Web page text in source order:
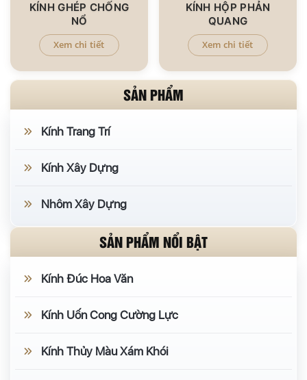
KÍNH GHÉP CHỐNG
NỔ
Xem chi tiết
KÍNH HỘP PHẢN
QUANG
Xem chi tiết
SẢN PHẨM
Kính Trang Trí
Kính Xây Dựng
Nhôm Xây Dựng
SẢN PHẨM NỔI BẬT
Kính Đúc Hoa Văn
Kính Uốn Cong Cường Lực
Kính Thủy Màu Xám Khói